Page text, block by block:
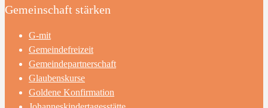
Gemeinschaft stärken
G-mit
Gemeindefreizeit
Gemeindepartnerschaft
Glaubenskurse
Goldene Konfirmation